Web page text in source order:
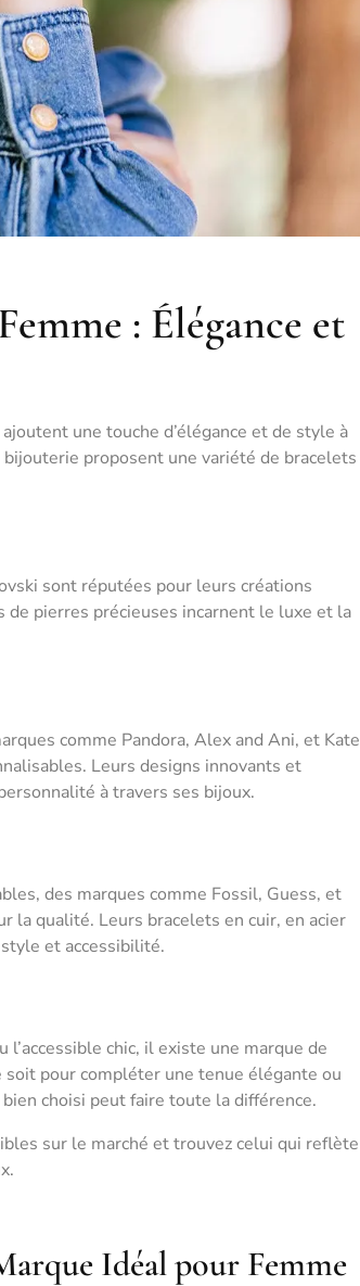
: Élégance et
une touche d’élégance et de style à
proposent une variété de bracelets
sont réputées pour leurs créations
pierres précieuses incarnent le luxe et la
comme Pandora, Alex and Ani, et Kate
Leurs designs innovants et
à travers ses bijoux.
des marques comme Fossil, Guess, et
la qualité. Leurs bracelets en cuir, en acier
et accessibilité.
chic, il existe une marque de
pour compléter une tenue élégante ou
choisi peut faire toute la différence.
sur le marché et trouvez celui qui reflète
Idéal pour Femme